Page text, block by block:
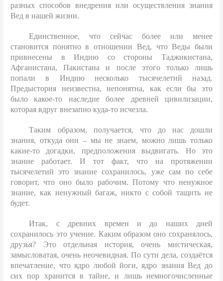
разных способов внедрения или осуществления знания
Вед в нашей жизни.
Единственное, что сейчас более или менее
становится понятно в отношении Вед, что Веды были
привнесены в Индию со стороны Таджикистана,
Афганистана, Пакистана и после этого только лишь
попали в Индию несколько тысячелетий назад.
Предыстория неизвестна, непонятна, как если бы это
было какое-то наследие более древней цивилизации,
которая вдруг внезапно куда-то исчезла.
Таким образом, получается, что до нас дошли
знания, откуда они – мы не знаем, можно лишь только
какие-то догадки, предположения выдвигать. Но это
знание работает. И тот факт, что на протяжении
тысячелетий это знание сохранилось, уже сам по себе
говорит, что оно было рабочим. Потому что ненужное
знание, как ненужный багаж, никто с собой тащить не
будет.
Итак, с древних времен и до наших дней
сохранилось это учение. Каким образом оно сохранялось,
друзья? Это отдельная история, очень мистическая,
замысловатая, очень неочевидная. По сути дела, создаётся
впечатление, что ядро любой йоги, ядро знания Вед до
сих пор хранится в тайне, и лишь немногочисленные